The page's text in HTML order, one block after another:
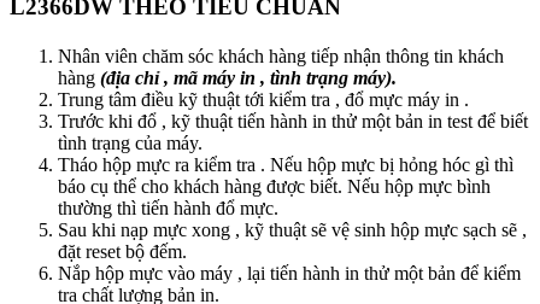
L2366DW THEO TIÊU CHUẨN
Nhân viên chăm sóc khách hàng tiếp nhận thông tin khách
hàng (địa chỉ , mã máy in , tình trạng máy).
Trung tâm điều kỹ thuật tới kiểm tra , đổ mực máy in .
Trước khi đổ , kỹ thuật tiến hành in thử một bản in test để biết
tình trạng của máy.
Tháo hộp mực ra kiểm tra . Nếu hộp mực bị hỏng hóc gì thì
báo cụ thể cho khách hàng được biết. Nếu hộp mực bình
thường thì tiến hành đổ mực.
Sau khi nạp mực xong , kỹ thuật sẽ vệ sinh hộp mực sạch sẽ ,
đặt reset bộ đếm.
Nắp hộp mực vào máy , lại tiến hành in thử một bản để kiểm
tra chất lượng bản in.